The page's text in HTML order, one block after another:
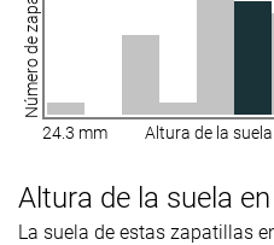
Número de zapatillas
24.3 mm Altura de la
Altura de la suela
La suela de estas zapatillas